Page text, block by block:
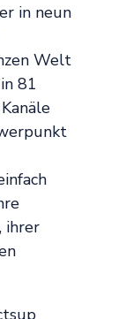
in neun
Welt
81
ihrer